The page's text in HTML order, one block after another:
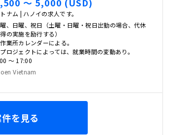
ナム | ハノイの求人です。
、日曜、祝日（土曜・日曜・祝日出勤の場合、代休
の実施を励行する）
業所カレンダーによる。
ロジェクトによっては、就業時間の変動あり。
〜 17:00
Vietnam
を見る